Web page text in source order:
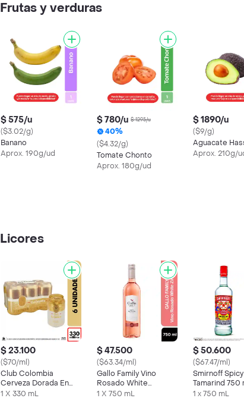
Frutas y verduras
$ 575/u
($3.02/g)
Banano
Aprox. 190g/ud
$ 780/u $ 1295/u
40%
($4.32/g)
Tomate Chonto
Aprox. 180g/ud
$ 1890/u
($9/g)
Aguacate
Aprox. 210g/
Licores
$ 23.100
($70/ml)
Club Colombia
Cerveza Dorada En
Lata 330 ML X6 Unds
1 X 330 mL
$ 47.500
($63.34/ml)
Gallo Family Vino
Rosado White
Zinfandel
1 X 750 mL
$ 50.600
($67.47/ml)
Smirnoff Spicy
Tamarind 750
1 x 750 mL